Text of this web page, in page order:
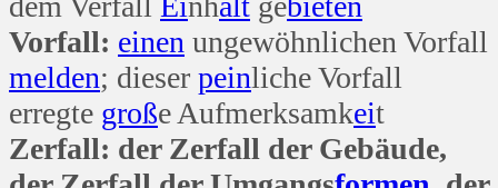
Vorfall: einen ungewöhnlichen Vorfall
melden; dieser peinliche Vorfall
erregte große Aufmerksamkeit
Zerfall: der Zerfall der Gebäude,